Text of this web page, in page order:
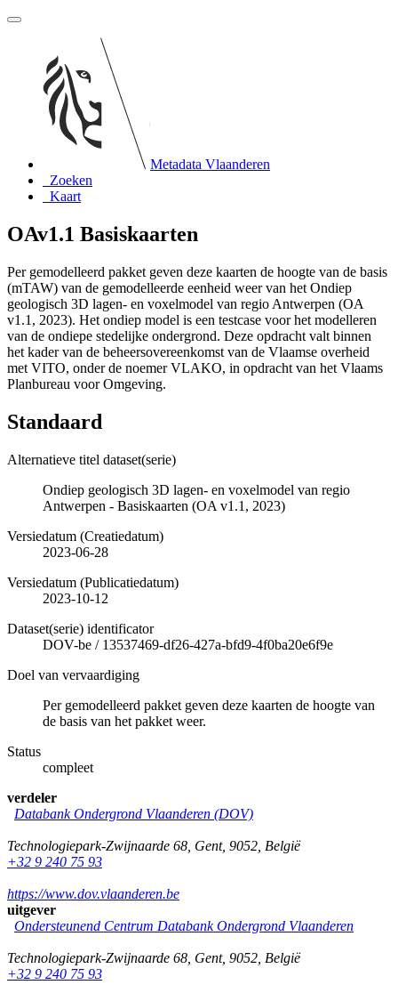
Metadata Vlaanderen
Zoeken
Kaart
OAv1.1 Basiskaarten
Per gemodelleerd pakket geven deze kaarten de hoogte van de basis
(mTAW) van de gemodelleerde eenheid weer van het Ondiep
geologisch 3D lagen- en voxelmodel van regio Antwerpen (OA
v1.1, 2023). Het ondiep model is een testcase voor het modelleren
van de ondiepe stedelijke ondergrond. Deze opdracht valt binnen
het kader van de beheersovereenkomst van de Vlaamse overheid
met VITO, onder de noemer VLAKO, in opdracht van het Vlaams
Planbureau voor Omgeving.
Standaard
Alternatieve titel dataset(serie)
Ondiep geologisch 3D lagen- en voxelmodel van regio
Antwerpen - Basiskaarten (OA v1.1, 2023)
Versiedatum (Creatiedatum)
2023-06-28
Versiedatum (Publicatiedatum)
2023-10-12
Dataset(serie) identificator
DOV-be / 13537469-df26-427a-bfd9-4f0ba20e6f9e
Doel van vervaardiging
Per gemodelleerd pakket geven deze kaarten de hoogte van
de basis van het pakket weer.
Status
compleet
verdeler
Databank Ondergrond Vlaanderen (DOV)
Technologiepark-Zwijnaarde 68 Gent, 9052 België
+32 9 240 75 93
https://www.dov.vlaanderen.be
uitgever
Ondersteunend Centrum Databank Ondergrond Vlaanderen
Technologiepark-Zwijnaarde 68 Gent, 9052 België
+32 9 240 75 93